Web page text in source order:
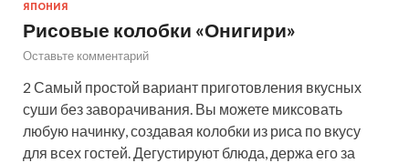
ЯПОНИЯ
Рисовые колобки «Онигири»
Оставьте комментарий
2 Самый простой вариант приготовления вкусных
суши без заворачивания. Вы можете миксовать
любую начинку, создавая колобки из риса по вкусу
для всех гостей. Дегустируют блюда, держа его за